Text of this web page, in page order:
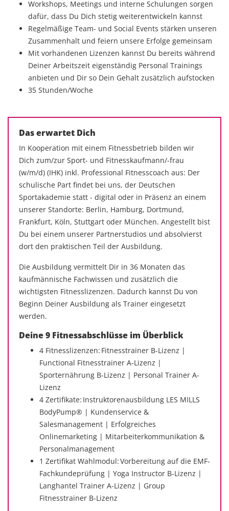
Workshops, Meetings und interne Schulungen sorgen
dafür, dass Du Dich stetig weiterentwickeln kannst
Regelmäßige Team- und Social Events stärken unseren
Zusammenhalt und feiern unsere Erfolge gemeinsam
Mit vorhandenen Lizenzen kannst Du bereits während
Deiner Arbeitszeit eigenständig Personal Trainings
anbieten und Dir so Dein Gehalt zusätzlich aufstocken
35 Stunden/Woche
Das erwartet Dich
In Kooperation mit einem Fitnessbetrieb bilden wir
Dich zum/zur Sport- und Fitnesskaufmann/-frau
(w/m/d) (IHK) inkl. Professional Fitnesscoach aus: Der
schulische Part findet bei uns, der Deutschen
Sportakademie statt - digital oder in Präsenz an einem
unserer Standorte: Berlin, Hamburg, Dortmund,
Frankfurt, Köln, Stuttgart oder München. Angestellt bist
Du bei einem unserer Partnerstudios und absolvierst
dort den praktischen Teil der Ausbildung.
Die Ausbildung vermittelt Dir in 36 Monaten das
kaufmännische Fachwissen und zusätzlich die
wichtigsten Fitnesslizenzen. Dadurch kannst Du von
Beginn Deiner Ausbildung als Trainer eingesetzt
werden.
Deine 9 Fitnessabschlüsse im Überblick
4 Fitnesslizenzen: Fitnesstrainer B-Lizenz |
Functional Fitnesstrainer A-Lizenz |
Sporternährung B-Lizenz | Personal Trainer A-
Lizenz
4 Zertifikate: Instruktorenausbildung LES MILLS
BodyPump® | Kundenservice &
Salesmanagement | Erfolgreiches
Onlinemarketing | Mitarbeiterkommunikation &
Personalmanagement
1 Zertifikat Wahlmodul: Vorbereitung auf die EMF-
Fachkundeprüfung | Yoga Instructor B-Lizenz |
Langhantel Trainer A-Lizenz | Group
Fitnesstrainer B-Lizenz